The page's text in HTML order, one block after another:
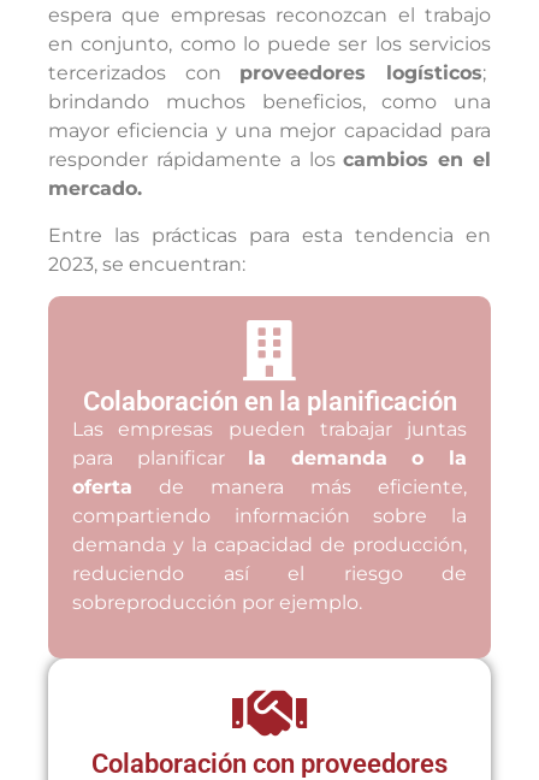
espera que empresas reconozcan el trabajo
en conjunto, como lo puede ser los servicios
tercerizados con proveedores logísticos;
brindando muchos beneficios, como una
mayor eficiencia y una mejor capacidad para
responder rápidamente a loscambios en el
mercado.
Entre las prácticas para esta tendencia en
2023, se encuentran:
Colaboración con proveedores
Colaboración en la planificación
Las empresas pueden trabajar juntas
para planificar la demanda o la
oferta de manera más eficiente,
compartiendo información sobre la
demanda y la capacidad de producción,
reduciendo así el riesgo de
sobreproducción por ejemplo.